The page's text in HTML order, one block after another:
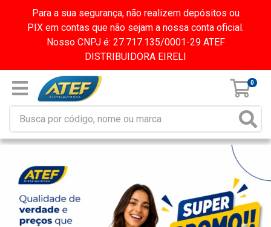
Para a sua segurança, não realizem depósitos ou
PIX em contas que não sejam a nossa conta oficial.
Nosso CNPJ é: 27.717.135/0001-29 ATEF
DISTRIBUIDORA EIRELI
0